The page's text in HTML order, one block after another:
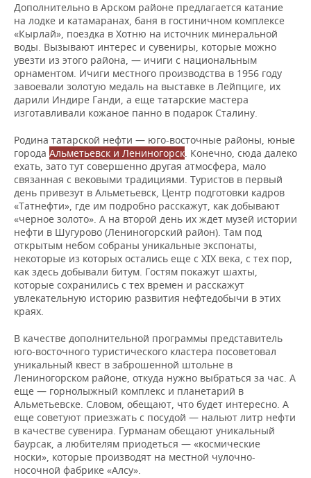
Дополнительно в Арском районе предлагается катание
на лодке и катамаранах, баня в гостиничном комплексе
«Кырлай», поездка в Хотню на источник минеральной
воды. Вызывают интерес и сувениры, которые можно
увезти из этого района, — ичиги с национальным
орнаментом. Ичиги местного производства в 1956 году
завоевали золотую медаль на выставке в Лейпциге, их
дарили Индире Ганди, а еще татарские мастера
изготавливали кожаное панно в подарок Сталину.
Родина татарской нефти — юго-восточные районы, юные
города Альметьевск и Лениногорск. Конечно, сюда далеко
ехать, зато тут совершенно другая атмосфера, мало
связанная с вековыми традициями. Туристов в первый
день привезут в Альметьевск, Центр подготовки кадров
«Татнефти», где им подробно расскажут, как добывают
«черное золото». А на второй день их ждет музей истории
нефти в Шугурово (Лениногорский район). Там под
открытым небом собраны уникальные экспонаты,
некоторые из которых остались еще с XIX века, с тех пор,
как здесь добывали битум. Гостям покажут шахты,
которые сохранились с тех времен и расскажут
увлекательную историю развития нефтедобычи в этих
краях.
В качестве дополнительной программы представитель
юго-восточного туристического кластера посоветовал
уникальный квест в заброшенной штольне в
Лениногорском районе, откуда нужно выбраться за час. А
еще — горнолыжный комплекс и планетарий в
Альметьевске. Словом, обещают, что будет интересно. А
еще советуют приезжать с посудой — нальют литр нефти
в качестве сувенира. Гурманам обещают уникальный
баурсак, а любителям приодеться — «космические
носки», которые производят на местной чулочно-
носочной фабрике «Алсу».